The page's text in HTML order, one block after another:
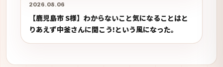
2026.08.06
【鹿児島市 S様】わからないこと気になることはと
りあえず中釜さんに聞こう!という風になった。